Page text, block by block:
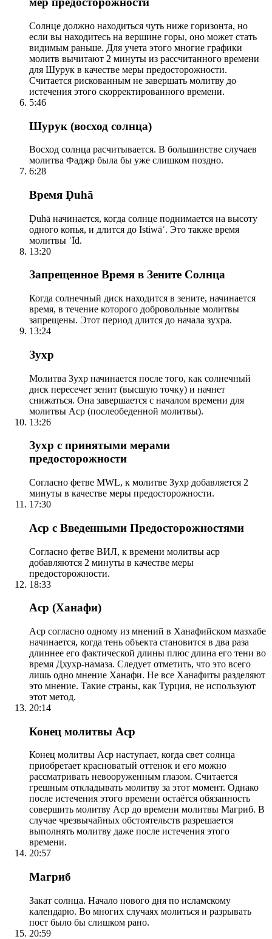
Солнце должно находиться чуть ниже горизонта, но
если вы находитесь на вершине горы, оно может стать
видимым раньше. Для учета этого многие графики
молитв вычитают 2 минуты из рассчитанного времени
для Шурук в качестве меры предосторожности.
Считается рискованным не завершать молитву до
истечения этого скорректированного времени.
5:46
Шурук (восход солнца)
Восход солнца расчитывается. В большинстве случаев
молитва Фаджр была бы уже слишком поздно.
6:28
Время Ḍuhā
Ḍuhā начинается, когда солнце поднимается на высоту
одного копья, и длится до Istiwāʾ. Это также время
молитвы ʿĪd.
13:20
Запрещенное Время в Зените Солнца
Когда солнечный диск находится в зените, начинается
время, в течение которого добровольные молитвы
запрещены. Этот период длится до начала зухра.
13:24
Зухр
Молитва Зухр начинается после того, как солнечный
диск пересечет зенит (высшую точку) и начнет
снижаться. Она завершается с началом времени для
молитвы Аср (послеобеденной молитвы).
13:26
Зухр с принятыми мерами
предосторожности
Согласно фетве MWL, к молитве Зухр добавляется 2
минуты в качестве меры предосторожности.
17:30
Аср с Введенными Предосторожностями
Согласно фетве ВИЛ, к времени молитвы аср
добавляются 2 минуты в качестве меры
предосторожности.
18:33
Аср (Ханафи)
Аср согласно одному из мнений в Ханафийском мазхабе
начинается, когда тень объекта становится в два раза
длиннее его фактической длины плюс длина его тени во
время Дхухр-намаза. Следует отметить, что это всего
лишь одно мнение Ханафи. Не все Ханафиты разделяют
это мнение. Такие страны, как Турция, не используют
этот метод.
20:14
Конец молитвы Аср
Конец молитвы Аср наступает, когда свет солнца
приобретает красноватый оттенок и его можно
рассматривать невооруженным глазом. Считается
грешным откладывать молитву за этот момент. Однако
после истечения этого времени остаётся обязанность
совершить молитву Аср до времени молитвы Магриб. В
случае чрезвычайных обстоятельств разрешается
выполнять молитву даже после истечения этого
времени.
20:57
Магриб
Закат солнца. Начало нового дня по исламскому
календарю. Во многих случаях молиться и разрывать
пост было бы слишком рано.
20:59